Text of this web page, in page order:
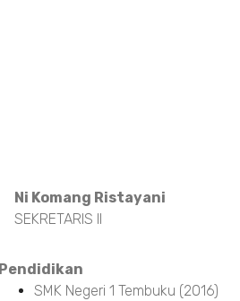
Ni Komang Ristayani
SEKRETARIS II
Pendidikan
SMK Negeri 1 Tembuku (2016)